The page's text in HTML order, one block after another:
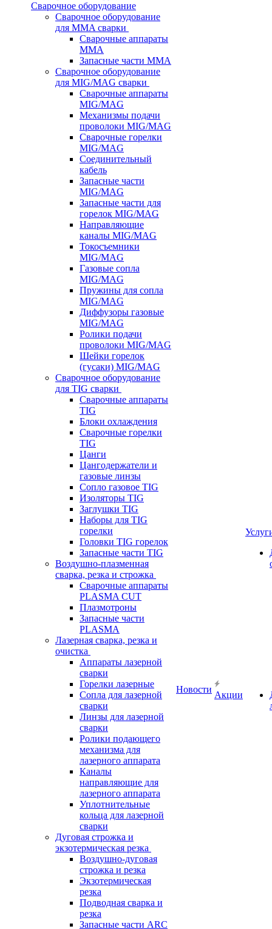
Сварочное оборудование
Сварочное оборудование
для MMA сварки
Сварочные аппараты
MMA
Запасные части MMA
Сварочное оборудование
для MIG/MAG сварки
Сварочные аппараты
MIG/MAG
Механизмы подачи
проволоки MIG/MAG
Сварочные горелки
MIG/MAG
Соединительный
кабель
Запасные части
MIG/MAG
Запасные части для
горелок MIG/MAG
Направляющие
каналы MIG/MAG
Токосъемники
MIG/MAG
Газовые сопла
MIG/MAG
Пружины для сопла
MIG/MAG
Диффузоры газовые
MIG/MAG
Ролики подачи
проволоки MIG/MAG
Шейки горелок
(гусаки) MIG/MAG
Сварочное оборудование
для TIG сварки
Сварочные аппараты
TIG
Блоки охлаждения
Сварочные горелки
TIG
Цанги
Цангодержатели и
газовые линзы
Сопло газовое TIG
Изоляторы TIG
Заглушки TIG
Наборы для TIG
горелки
Головки TIG горелок
Запасные части TIG
Воздушно-плазменная
сварка, резка и строжка
Сварочные аппараты
PLASMA CUT
Плазмотроны
Запасные части
PLASMA
Лазерная сварка, резка и
очистка
Аппараты лазерной
сварки
Горелки лазерные
Сопла для лазерной
сварки
Линзы для лазерной
сварки
Ролики подающего
механизма для
лазерного аппарата
Каналы
направляющие для
лазерного аппарата
Уплотнительные
кольца для лазерной
сварки
Дуговая строжка и
экзотермическая резка
Воздушно-дуговая
строжка и резка
Экзотермическая
резка
Подводная сварка и
резка
Запасные части ARC
Новости
Акции